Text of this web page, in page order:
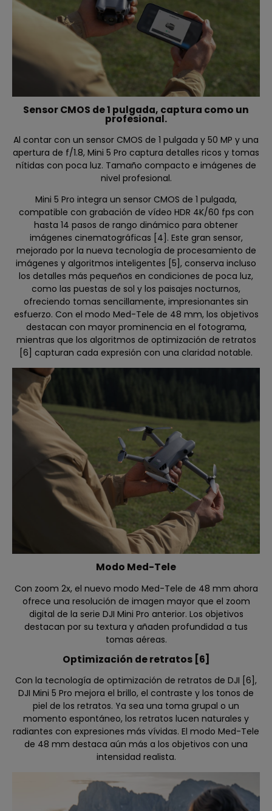
Sensor CMOS de 1 pulgada, captura como un
profesional.
Al contar con un sensor CMOS de 1 pulgada y 50 MP y una
apertura de f/1.8, Mini 5 Pro captura detalles ricos y tomas
nítidas con poca luz. Tamaño compacto e imágenes de
nivel profesional.
Mini 5 Pro integra un sensor CMOS de 1 pulgada,
compatible con grabación de vídeo HDR 4K/60 fps con
hasta 14 pasos de rango dinámico para obtener
imágenes cinematográficas [4]. Este gran sensor,
mejorado por la nueva tecnología de procesamiento de
imágenes y algoritmos inteligentes [5], conserva incluso
los detalles más pequeños en condiciones de poca luz,
como las puestas de sol y los paisajes nocturnos,
ofreciendo tomas sencillamente, impresionantes sin
esfuerzo. Con el modo Med-Tele de 48 mm, los objetivos
destacan con mayor prominencia en el fotograma,
mientras que los algoritmos de optimización de retratos
[6] capturan cada expresión con una claridad notable.
Modo Med-Tele
Con zoom 2x, el nuevo modo Med-Tele de 48 mm ahora
ofrece una resolución de imagen mayor que el zoom
digital de la serie DJI Mini Pro anterior. Los objetivos
destacan por su textura y añaden profundidad a tus
tomas aéreas.
Optimización de retratos [6]
Con la tecnología de optimización de retratos de DJI [6],
DJI Mini 5 Pro mejora el brillo, el contraste y los tonos de
piel de los retratos. Ya sea una toma grupal o un
momento espontáneo, los retratos lucen naturales y
radiantes con expresiones más vívidas. El modo Med-Tele
de 48 mm destaca aún más a los objetivos con una
intensidad realista.